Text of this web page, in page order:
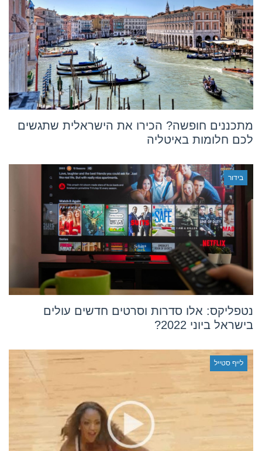
מתכננים חופשה? הכירו את הישראלית שתגשים
לכם חלומות באיטליה
בידור
נטפליקס: אלו סדרות וסרטים חדשים עולים
בישראל ביוני 2022?
לייף סטייל